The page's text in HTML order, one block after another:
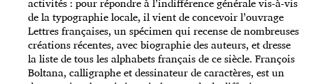
de la typographie locale, il vient de concevoir l’ouvrage
Lettres françaises, un spécimen qui recense de nombreuses
créations récentes, avec biographie des auteurs, et dresse
la liste de tous les alphabets français de ce siècle. François
Boltana, calligraphe et dessinateur de caractères, est un